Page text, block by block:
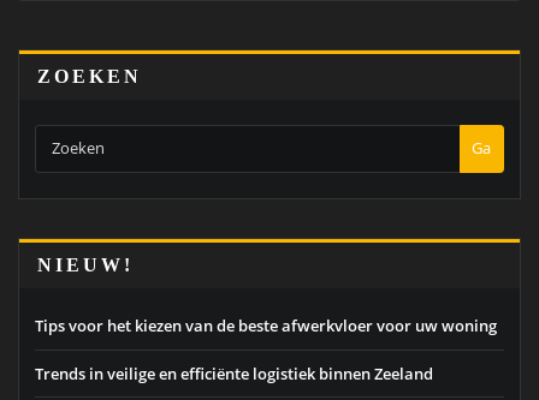
ZOEKEN
Ga
NIEUW!
Tips voor het kiezen van de beste afwerkvloer voor uw woning
Trends in veilige en efficiënte logistiek binnen Zeeland